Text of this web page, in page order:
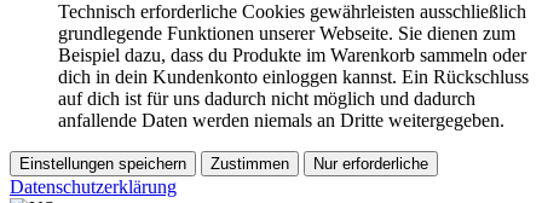
Technisch erforderliche Cookies gewährleisten ausschließlich
grundlegende Funktionen unserer Webseite. Sie dienen zum
Beispiel dazu, dass du Produkte im Warenkorb sammeln oder
dich in dein Kundenkonto einloggen kannst. Ein Rückschluss
auf dich ist für uns dadurch nicht möglich und dadurch
anfallende Daten werden niemals an Dritte weitergegeben.
Einstellungen speichern Zustimmen Nur erforderliche
Datenschutzerklärung